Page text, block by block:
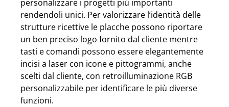
personalizzare i progetti più importanti
rendendoli unici. Per valorizzare l’identità delle
strutture ricettive le placche possono riportare
un ben preciso logo fornito dal cliente mentre
tasti e comandi possono essere elegantemente
incisi a laser con icone e pittogrammi, anche
scelti dal cliente, con retroilluminazione RGB
personalizzabile per identificare le più diverse
funzioni.